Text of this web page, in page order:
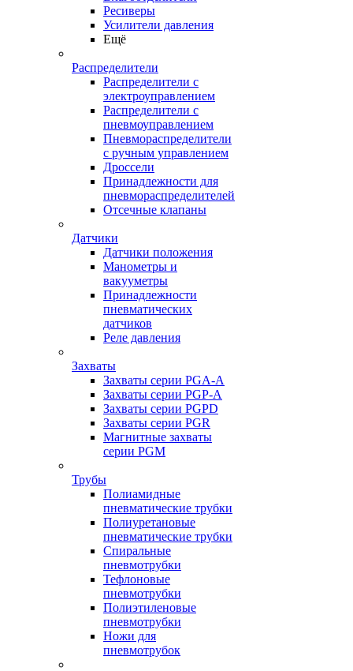
Ресиверы
Усилители давления
Ещё
Распределители
Распределители с
электроуправлением
Распределители с
пневмоуправлением
Пневмораспределители
с ручным управлением
Дроссели
Принадлежности для
пневмораспределителей
Отсечные клапаны
Датчики
Датчики положения
Манометры и
вакууметры
Принадлежности
пневматических
датчиков
Реле давления
Захваты
Захваты серии PGA-A
Захваты серии PGP-A
Захваты серии PGPD
Захваты серии PGR
Магнитные захваты
серии PGM
Трубы
Полиамидные
пневматические трубки
Полиуретановые
пневматические трубки
Спиральные
пневмотрубки
Тефлоновые
пневмотрубки
Полиэтиленовые
пневмотрубки
Ножи для
пневмотрубок